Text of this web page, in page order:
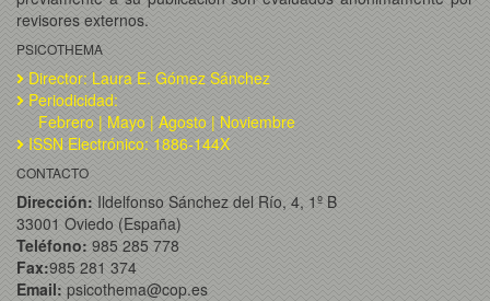
revisores externos.
PSICOTHEMA
Director: Laura E. Gómez Sánchez
Periodicidad:
Febrero | Mayo | Agosto | Noviembre
ISSN Electrónico: 1886-144X
CONTACTO
Dirección: Ildelfonso Sánchez del Río, 4, 1º B
33001 Oviedo (España)
Teléfono: 985 285 778
Fax:985 281 374
Email: psicothema@cop.es